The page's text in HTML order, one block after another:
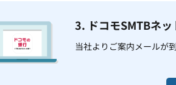
3. ドコモSMTBネ
当社よりご案内メールが